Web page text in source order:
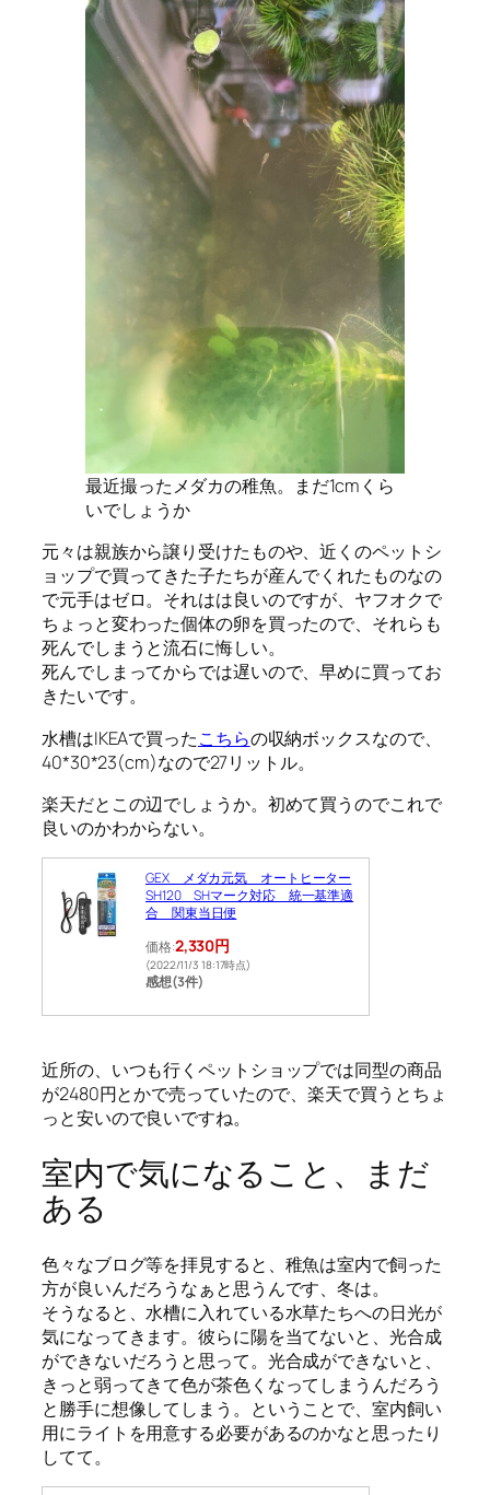
最近撮ったメダカの稚魚。まだ1cmくら
いでしょうか
元々は親族から譲り受けたものや、近くのペットシ
ョップで買ってきた子たちが産んでくれたものなの
で元手はゼロ。それはは良いのですが、ヤフオクで
ちょっと変わった個体の卵を買ったので、それらも
死んでしまうと流石に悔しい。
死んでしまってからでは遅いので、早めに買ってお
きたいです。
水槽はIKEAで買ったこちらの収納ボックスなので、
40*30*23(cm)なので27リットル。
楽天だとこの辺でしょうか。初めて買うのでこれで
良いのかわからない。
GEX メダカ元気 オートヒーター
SH120 SHマーク対応 統一基準適
合 関東当日便
価格:2,330円
(2022/11/3 18:17時点)
感想(3件)
近所の、いつも行くペットショップでは同型の商品
が2480円とかで売っていたので、楽天で買うとちょ
っと安いので良いですね。
室内で気になること、まだ
ある
色々なブログ等を拝見すると、稚魚は室内で飼った
方が良いんだろうなぁと思うんです、冬は。
そうなると、水槽に入れている水草たちへの日光が
気になってきます。彼らに陽を当てないと、光合成
ができないだろうと思って。光合成ができないと、
きっと弱ってきて色が茶色くなってしまうんだろう
と勝手に想像してしまう。ということで、室内飼い
用にライトを用意する必要があるのかなと思ったり
してて。